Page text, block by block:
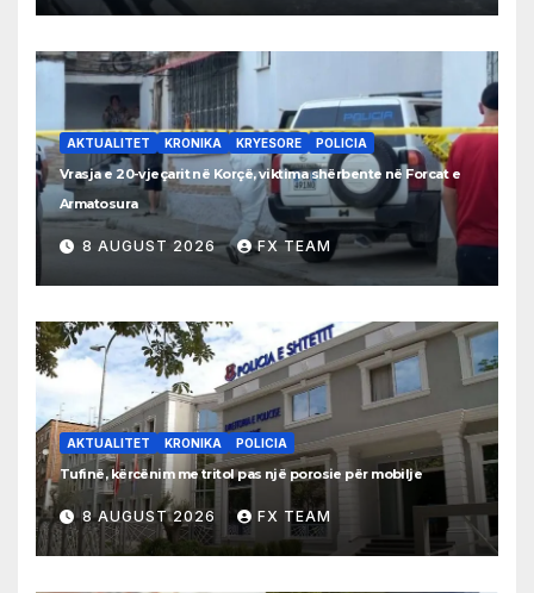
AKTUALITET KRONIKA KRYESORE POLICIA
Vrasja e 20-vjeçarit në Korçë, viktima shërbente në Forcat e
Armatosura
8 AUGUST 2026 FX TEAM
AKTUALITET KRONIKA POLICIA
Tufinë, kërcënim me tritol pas një porosie për mobilje
8 AUGUST 2026 FX TEAM